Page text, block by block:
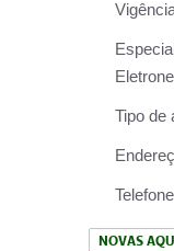
Tipo de
NOVAS